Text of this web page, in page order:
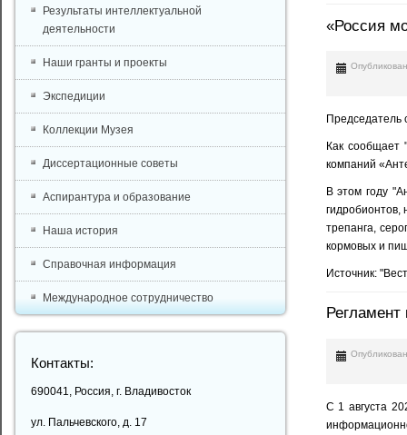
«Россия
Председатель
Как сообщает
компаний
В этом году
гидробионтов,
трепанга,
кормовых и
Источник:
С 1 августа
Результаты интеллектуальной
деятельности
Наши гранты и проекты
Экспедиции
Коллекции Музея
Диссертационные советы
Аспирантура и образование
Наша история
Справочная информация
Международное сотрудничество
Контакты:
690041, Россия, г. Владивосток
ул. Пальчевского, д. 17